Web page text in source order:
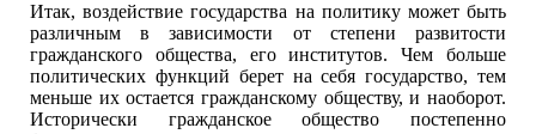
Итак, воздействие государства на политику может быть
различным в зависимости от степени развитости
гражданского общества, его институтов. Чем больше
политических функций берет на себя государство, тем
меньше их остается гражданскому обществу, и наоборот.
Исторически гражданское общество постепенно